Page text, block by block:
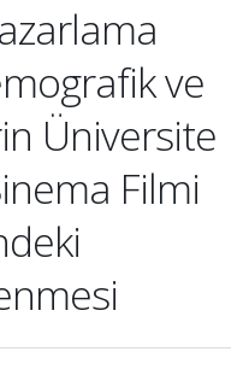
ve
Üniversite
Filmi